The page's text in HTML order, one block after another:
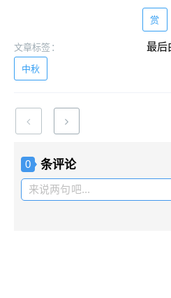
赏
最
文章标签：
中秋
0 条评论
来说两句吧...